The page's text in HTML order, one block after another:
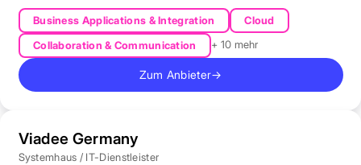
Business Applications & Integration
Cloud
Collaboration & Communication
+ 10 mehr
Zum Anbieter→
Viadee Germany
Systemhaus / IT-Dienstleister